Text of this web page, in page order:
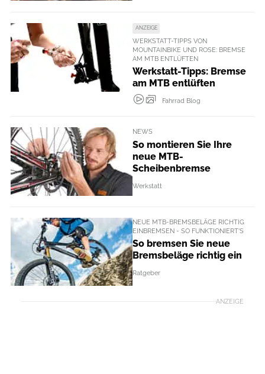
ANZEIGE
WERKSTATT-TIPPS VON
MOUNTAINBIKE UND ROSE: BREMSE
AM MTB ENTLÜFTEN
Werkstatt-Tipps: Bremse
am MTB entlüften
Fahrrad Blog
NEWS
So montieren Sie Ihre
neue MTB-
Scheibenbremse
Werkstatt
NEUE MTB-BREMSBELÄGE RICHTIG
EINBREMSEN - SO FUNKTIONIERT'S
So bremsen Sie neue
Bremsbeläge richtig ein
Ratgeber
ANZEIGE